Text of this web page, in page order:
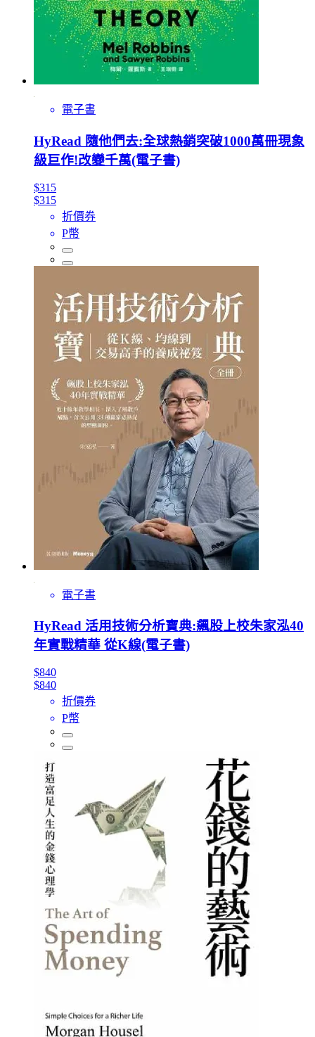
電子書
HyRead 隨他們去:全球熱銷突破1000萬冊現象
級巨作!改變千萬(電子書)
$315
$315
折價券
P幣
電子書
HyRead 活用技術分析寶典:飆股上校朱家泓40
年實戰精華 從K線(電子書)
$840
$840
折價券
P幣